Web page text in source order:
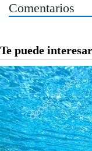
Comentarios